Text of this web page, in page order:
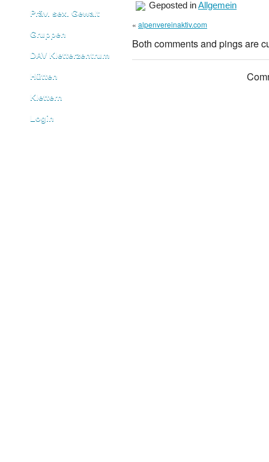
Präv. sex. Gewalt
Gruppen
DAV Kletterzentrum
Hütten
Klettern
Login
Geposted inAllgemein
« alpenvereinaktiv.com
Both comments and pings are